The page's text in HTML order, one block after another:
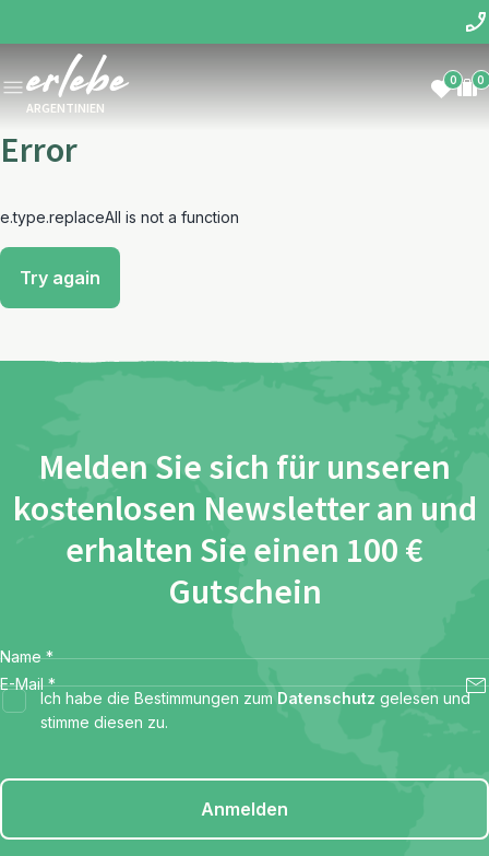
ARGENTINIEN
0 0
Error
e.type.replaceAll is not a function
Try again
Melden Sie sich für unseren
kostenlosen Newsletter an und
erhalten Sie einen 100 €
Gutschein
Name *
E-Mail *
Ich habe die Bestimmungen zum Datenschutz gelesen und
stimme diesen zu.
Anmelden